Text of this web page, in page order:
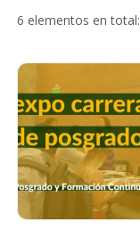
6 elementos en total: